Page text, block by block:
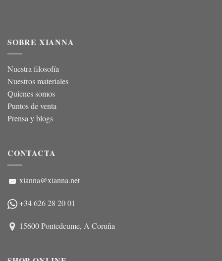
SOBRE XIANNA
Nuestra filosofía
Nuestros materiales
Quienes somos
Puntos de venta
Prensa y blogs
CONTACTA
xianna@xianna.net
+34 626 28 20 01
15600 Pontedeume, A Coruña